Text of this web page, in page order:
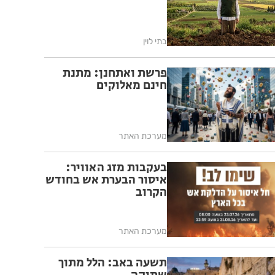
בתי לוין
פרשת ואתחנן: מתנת
חינם מאלוקים
מערכת האתר
בעקבות מזג האוויר:
איסור הבערת אש בחודש
הקרוב
מערכת האתר
תשעה באב: הלל מתוך